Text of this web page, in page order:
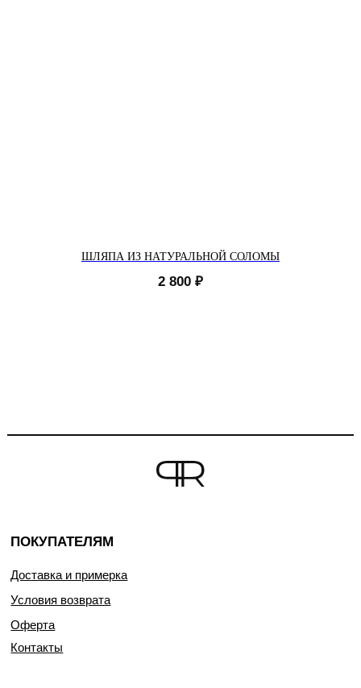
ШЛЯПА ИЗ НАТУРАЛЬНОЙ СОЛОМЫ
2 800 ₽
ПОКУПАТЕЛЯМ
Доставка и примерка
Условия возврата
Оферта
Контакты